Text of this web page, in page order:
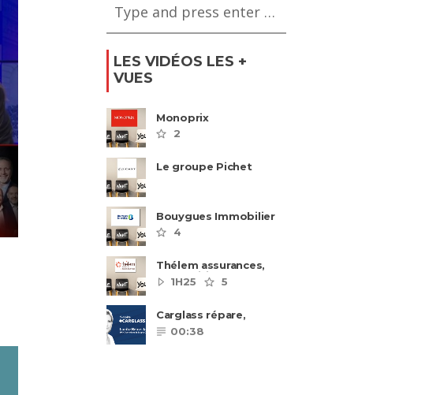
LES VIDÉOS LES +
VUES
Monoprix
2
Le groupe Pichet
Bouygues Immobilier
recrute autour de 8
pôles métiers
4
Thélem assurances,
une politique RH
ambitieuse
1H25 5
Carglass répare,
Carglass remplace et
Carglass embauche
00:38